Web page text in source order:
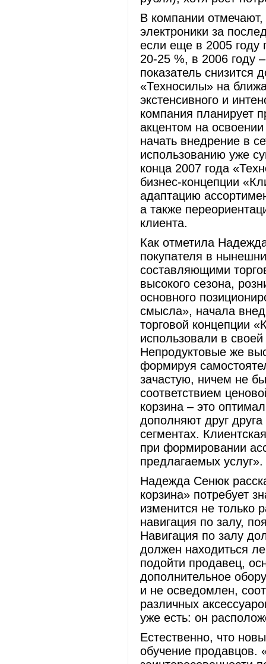
В компании отмечают,
электроники за
если еще в 2005 году
20-25 %, в 2006 году
показатель снизится
«Техносилы» на
экстенсивного и
компания планирует
акцентом на
начать внедрение в
использованию уже
конца 2007 года
бизнес-концепции
адаптацию
а также
клиента.
Как отметила
покупателя в
составляющими
высокого сезона,
основного
смысла», начала
торговой концепции
использовали в
Непродуктовые же
формируя
зачастую, ничем не
соответствием
корзина – это
дополняют друг
сегментах.
при формировании
предлагаемых услуг».
Надежда Сенюк
корзина» потребует
изменится не только
навигация по залу,
Навигация по залу
должен находиться
подойти продавец,
дополнительное
и не осведомлен,
различных
уже есть: он
Естественно, что
обучение продавцов.